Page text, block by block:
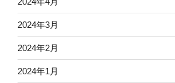
2024年3月
2024年2月
2024年1月